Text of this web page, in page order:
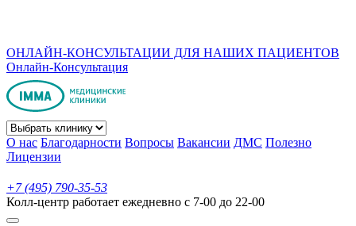
ОНЛАЙН-КОНСУЛЬТАЦИИ ДЛЯ НАШИХ ПАЦИЕНТОВ
Онлайн-Консультация
О нас Благодарности Вопросы Вакансии ДМС Полезно
Лицензии
+7 (495) 790-35-53
Колл-центр работает ежедневно с 7-00 до 22-00